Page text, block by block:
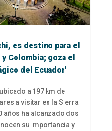
es destino para el
Colombia; goza el
del Ecuador'
a 197 km de
a visitar en la Sierra
años ha alcanzado dos
su importancia y